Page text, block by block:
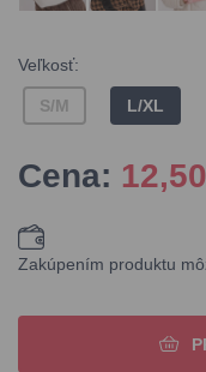
Veľkosť:
S/M L/XL
Cena: 12,50
Zakúpením produktu